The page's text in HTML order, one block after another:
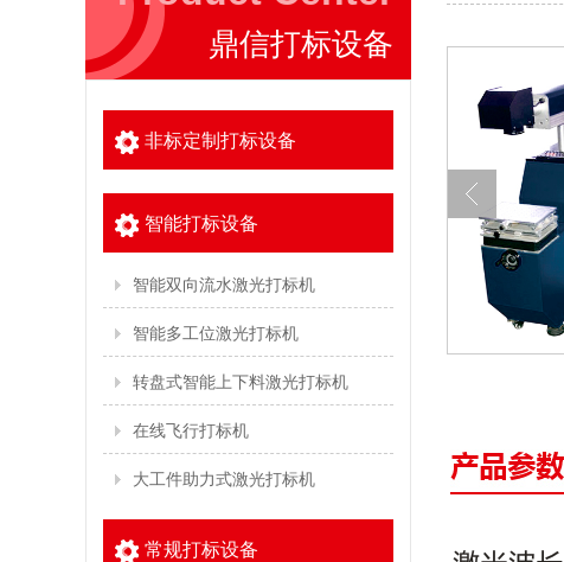
鼎信打标设备
非标定制打标设备
智能打标设备
智能双向流水激光打标机
智能多工位激光打标机
转盘式智能上下料激光打标机
在线飞行打标机
大工件助力式激光打标机
常规打标设备